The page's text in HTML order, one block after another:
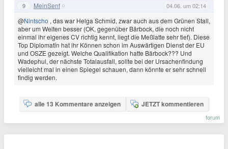
9 MeinSenf 04.06. um 02:14
@Nintscho , das war Helga Schmid, zwar auch aus dem Grünen Stall,
aber um Welten besser (OK, gegenüber Bärbock, die noch nicht
einmal ihr eigenes CV richtig kennt, liegt die Meßlatte sehr tief). Diese
Top Diplomatin hat ihr Können schon im Auswärtigen Dienst der EU
und OSZE gezeigt. Welche Qualifikation hatte Bärbock??? Und
Wadephul, der nächste Totalausfall, sollte bei der Ursachenfindung
vielleicht mal in einen Spiegel schauen, dann könnte er sehr schnell
findig werden.
alle 13 Kommentare anzeigen JETZT kommentieren
forum